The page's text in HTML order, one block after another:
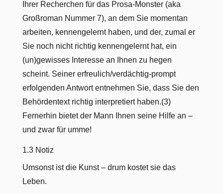
Ihrer Recherchen für das Prosa-Monster (aka
Großroman Nummer 7), an dem Sie momentan
arbeiten, kennengelernt haben, und der, zumal er
Sie noch nicht richtig kennengelernt hat, ein
(un)gewisses Interesse an Ihnen zu hegen
scheint. Seiner erfreulich/verdächtig-prompt
erfolgenden Antwort entnehmen Sie, dass Sie den
Behördentext richtig interpretiert haben.(3)
Fernerhin bietet der Mann Ihnen seine Hilfe an –
und zwar für umme!
1.3 Notiz
Umsonst ist die Kunst – drum kostet sie das
Leben.